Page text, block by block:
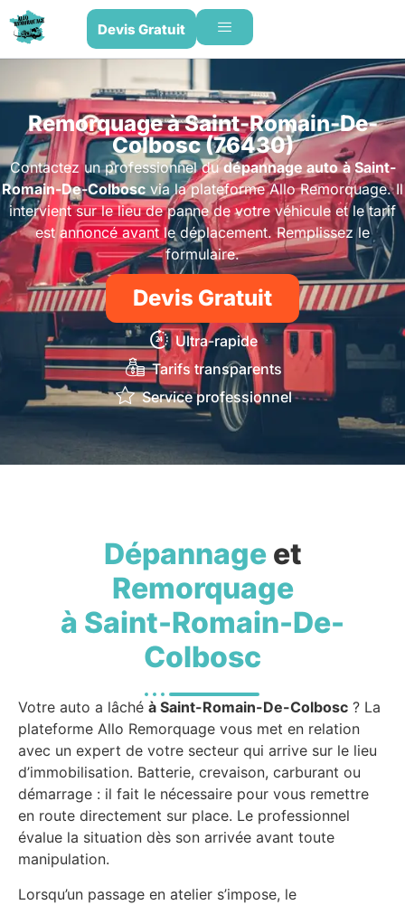
Devis Gratuit
Remorquage à Saint-Romain-De-
Colbosc (76430)
Contactez un professionnel dudépannage auto à Saint-
Romain-De-Colbosc via la plateforme Allo Remorquage. Il
intervient sur le lieu de panne de votre véhicule et le tarif
est annoncé avant le déplacement. Remplissez le
formulaire.
Devis Gratuit
Ultra-rapide
Tarifs transparents
Service professionnel
Dépannageet
Remorquage
à Saint-Romain-De-
Colbosc
Votre auto a lâché à Saint-Romain-De-Colbosc ? La
plateforme Allo Remorquage vous met en relation
avec un expert de votre secteur qui arrive sur le lieu
d’immobilisation. Batterie, crevaison, carburant ou
démarrage : il fait le nécessaire pour vous remettre
en route directement sur place. Le professionnel
évalue la situation dès son arrivée avant toute
manipulation.
Lorsqu’un passage en atelier s’impose, le